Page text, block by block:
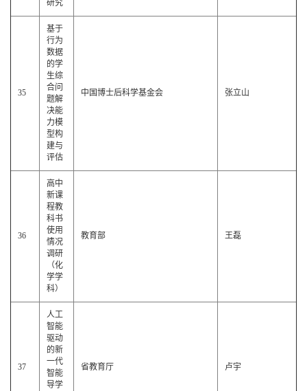
研究
35
基于
行为
数据
的学
生综
合问
题解
决能
力模
型构
建与
评估
中国博士后科学基金会 张立山
36
高中
新课
程教
科书
使用
情况
调研
（化
学学
科）
教育部 王磊
37
人工
智能
驱动
的新
一代
智能
导学
省教育厅 卢宇